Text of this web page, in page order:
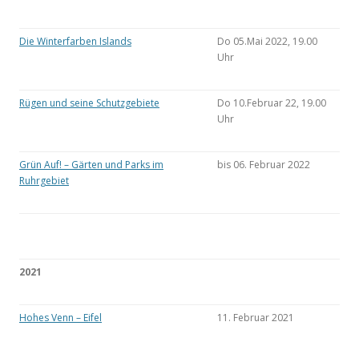
Die Winterfarben Islands
Do 05.Mai 2022, 19.00
Uhr
Rügen und seine Schutzgebiete
Do 10.Februar 22, 19.00
Uhr
Grün Auf! – Gärten und Parks im
Ruhrgebiet
bis 06. Februar 2022
2021
Hohes Venn – Eifel 11. Februar 2021